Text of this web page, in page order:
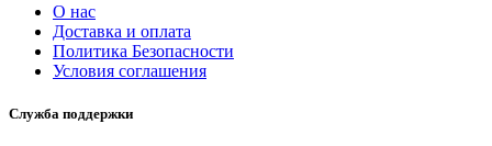
О нас
Доставка и оплата
Политика Безопасности
Условия соглашения
Служба поддержки